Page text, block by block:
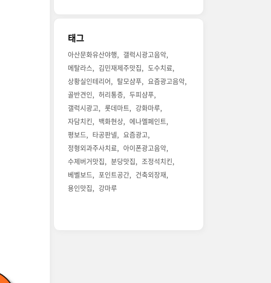
태그
아산문화유산야행
갤럭시광고음악
메탈라스
김민재제주맛집
도수치료
상황실인테리어
탈모샴푸
요즘광고음악
골반견인
허리통증
두피샴푸
갤럭시광고
롯데마트
강화마루
자담치킨
백화현상
에나멜페인트
평보드
타공판넬
요즘광고
정형외과주사치료
아이폰광고음악
수제버거맛집
분당맛집
조정석치킨
베벨보드
포인트공간
건축외장재
용인맛집
강마루